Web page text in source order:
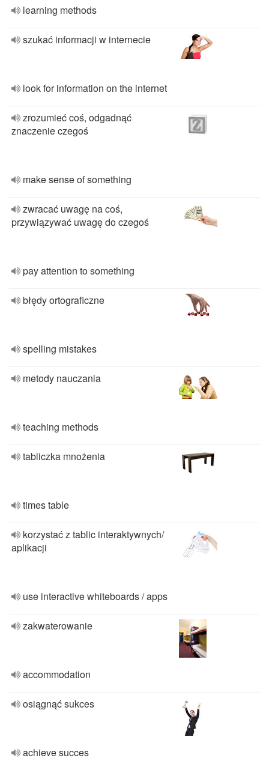
learning methods
szukać informacji w internecie
look for information on the internet
zrozumieć coś, odgadnąć
znaczenie czegoś
make sense of something
zwracać uwagę na coś,
przywiązywać uwagę do czegoś
pay attention to something
błędy ortograficzne
spelling mistakes
metody nauczania
teaching methods
tabliczka mnożenia
times table
korzystać z tablic interaktywnych/
aplikacji
use interactive whiteboards / apps
zakwaterowanie
accommodation
osiągnąć sukces
achieve succes